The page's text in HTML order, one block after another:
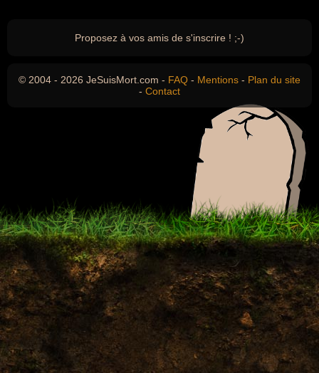
Proposez à vos amis de s'inscrire ! ;-)
© 2004 - 2026 JeSuisMort.com - FAQ - Mentions - Plan du site
- Contact